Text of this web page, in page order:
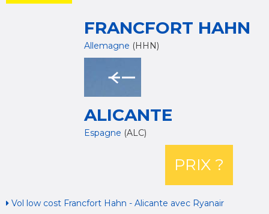
FRANCFORT HAHN
Allemagne (HHN)
ALICANTE
Espagne (ALC)
PRIX ?
Vol low cost Francfort Hahn - Alicante avec Ryanair